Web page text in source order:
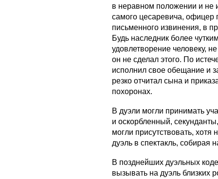
в неравном положении и не
самого цесаревича, офицер
письменного извинения, в
Будь наследник более
удовлетворение человеку,
он не сделал этого. По
исполнил свое обещание и
резко отчитал сына и
похоронах.
В дуэли могли принимать
и оскорбленный,
могли присутствовать,
дуэль в спектакль, собирая
В позднейших дуэльных
вызывать на дуэль близких